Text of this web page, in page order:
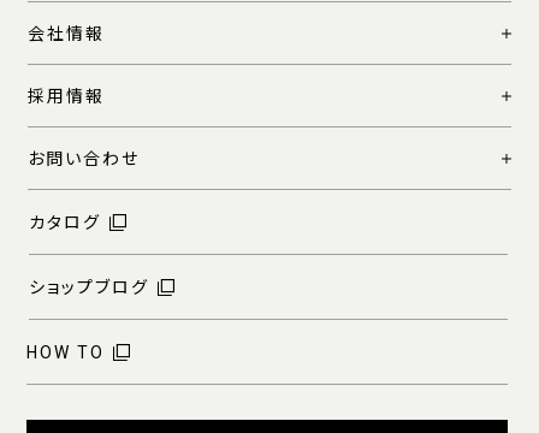
会社情報
採用情報
お問い合わせ
カタログ
ショップブログ
HOW TO